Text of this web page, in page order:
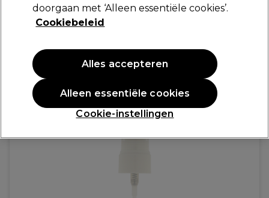
2,85 €
doorgaan met ‘Alleen essentiële cookies’.
Cookiebeleid
Cookie-instellingen
Alleen essentiële cookies
Alles accepteren